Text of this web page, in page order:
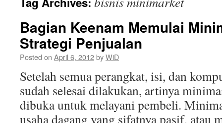
Bagian Keenam Memulai
Strategi Penjualan
Posted on April 6, 2012byWiD
Setelah semua perangkat, isi, dan
sudah selesai dilakukan, artinya
dibuka untuk melayani pembeli.
usaha dagang yang sifatnya pasif, atau